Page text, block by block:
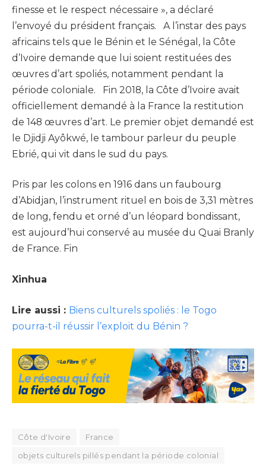
finesse et le respect nécessaire », a déclaré
l’envoyé du président français. A l’instar des pays
africains tels que le Bénin et le Sénégal, la Côte
d’Ivoire demande que lui soient restituées des
œuvres d’art spoliés, notamment pendant la
période coloniale. Fin 2018, la Côte d’Ivoire avait
officiellement demandé à la France la restitution
de 148 œuvres d’art. Le premier objet demandé est
le Djidji Ayôkwé, le tambour parleur du peuple
Ebrié, qui vit dans le sud du pays.
Pris par les colons en 1916 dans un faubourg
d’Abidjan, l’instrument rituel en bois de 3,31 mètres
de long, fendu et orné d’un léopard bondissant,
est aujourd’hui conservé au musée du Quai Branly
de France. Fin
Xinhua
Lire aussi : Biens culturels spoliés : le Togo
pourra-t-il réussir l’exploit du Bénin ?
Côte d'Ivoire
France
objets culturels pillés pendant la période colonial